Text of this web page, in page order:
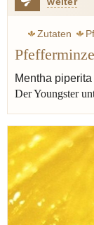
Zutaten
Obst
Pfefferminze
Mentha
Der Youngster